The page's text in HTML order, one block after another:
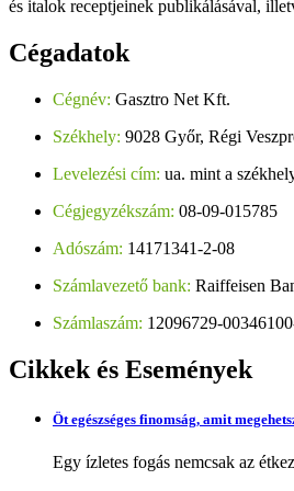
és italok receptjeinek publikálásával,
Cégadatok
Cégnév: Gasztro Net Kft.
Székhely: 9028 Győr, Régi
Levelezési cím: ua. mint a
Cégjegyzékszám: 08-09-015785
Adószám: 14171341-2-08
Számlavezető bank: Raiffeisen
Számlaszám: 12096729-
Cikkek és Események
Öt egészséges finomság, amit
Egy ízletes fogás nemcsak az